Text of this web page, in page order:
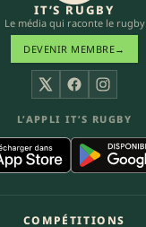
IT’S RUGBY
Le média qui raconte le rugby
DEVENIR MEMBRE→
X FacebookInstagram
L’APPLI IT’S RUGBY
COMPÉTITIONS